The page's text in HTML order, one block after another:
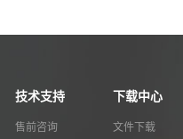
技术支持
售前咨询
下载中心
文件下载